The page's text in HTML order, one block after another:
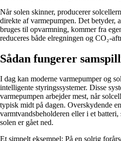
Når solen skinner, producerer
direkte af varmepumpen. Det betyder,
bruges til opvarmning, kommer fra
reduceres både elregningen og CO₂-
Sådan fungerer
I dag kan moderne varmepumper og
intelligente styringssystemer. Disse
varmepumpen arbejder mest, når
typisk midt på dagen. Overskydende
varmtvandsbeholderen eller i et batteri,
solen er gået ned.
Et simpelt eksempel: På en solrig